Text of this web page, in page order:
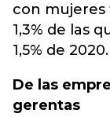
con mujeres
1,3% de las
1,5% de 2020.
De las
gerentas